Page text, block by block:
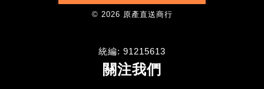
© 2026 原產直送商行
統編: 91215613
關注我們